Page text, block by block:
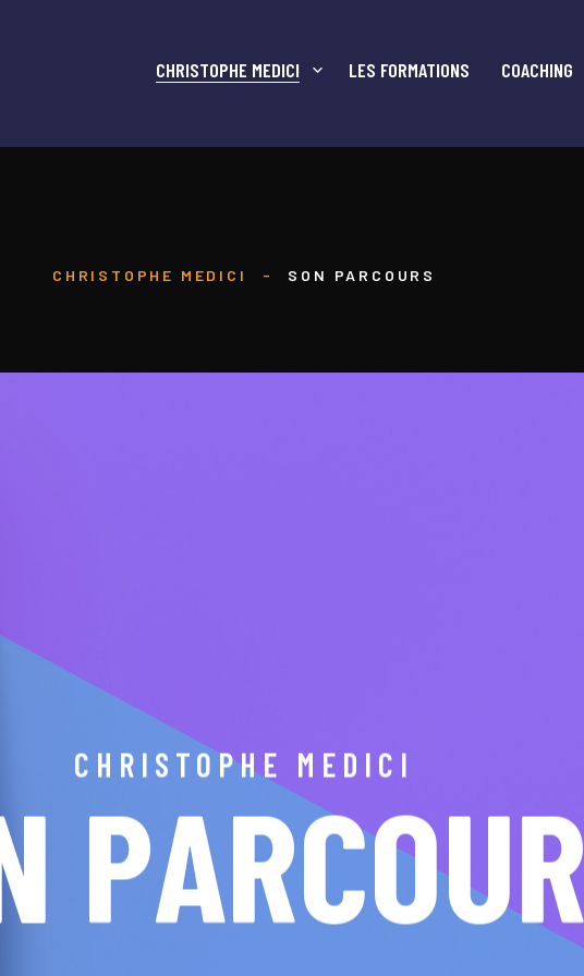
CHRISTOPHE MEDICI LES FORMATIONS COACHING
CHRISTOPHE MEDICI - SON PARCOURS
CHRISTOPHE MEDICI
PARCOUR